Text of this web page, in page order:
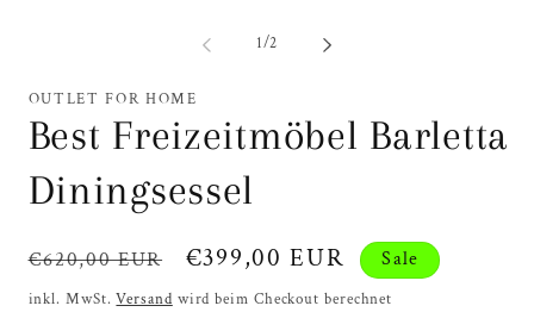
1/von
2
OUTLET FOR HOME
Best Freizeitmöbel Barletta
Diningsessel
Normaler
Preis
€620,00 EUR Verkaufspreis
€399,00 EUR Sale
inkl. MwSt.Versand wird beim Checkout berechnet